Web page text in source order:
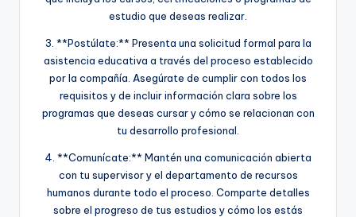
estudio que deseas realizar.
3. **Postúlate:** Presenta una solicitud formal para la
asistencia educativa a través del proceso establecido
por la compañía. Asegúrate de cumplir con todos los
requisitos y de incluir información clara sobre los
programas que deseas cursar y cómo se relacionan con
tu desarrollo profesional.
4. **Comunícate:** Mantén una comunicación abierta
con tu supervisor y el departamento de recursos
humanos durante todo el proceso. Comparte detalles
sobre el progreso de tus estudios y cómo los estás